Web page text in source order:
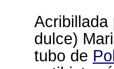
Acribillada
dulce)
tubo de